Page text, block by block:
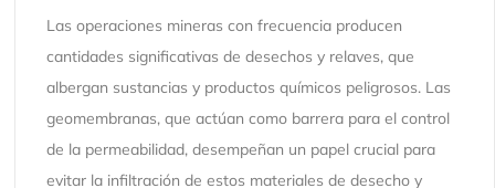
Las operaciones mineras con frecuencia producen
cantidades significativas de desechos y relaves, que
albergan sustancias y productos químicos peligrosos. Las
geomembranas, que actúan como barrera para el control
de la permeabilidad, desempeñan un papel crucial para
evitar la infiltración de estos materiales de desecho y